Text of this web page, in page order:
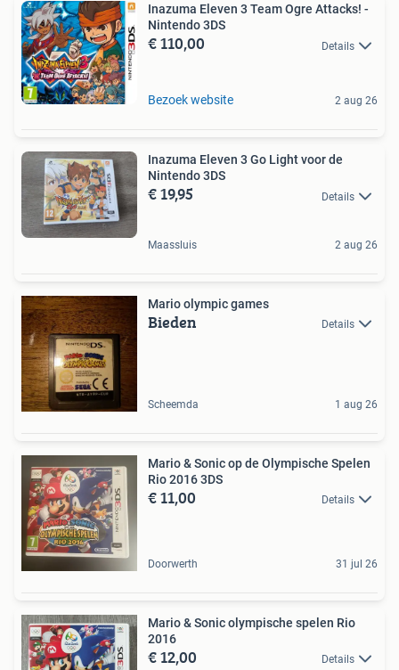
Inazuma Eleven 3 Team Ogre Attacks! -
Nintendo 3DS
€ 110,00 Details
Bezoek website 2 aug 26
Inazuma Eleven 3 Go Light voor de
Nintendo 3DS
€ 19,95 Details
Maassluis 2 aug 26
Mario olympic games
Bieden Details
Scheemda 1 aug 26
Mario & Sonic op de Olympische Spelen
Rio 2016 3DS
€ 11,00 Details
Doorwerth 31 jul 26
Mario & Sonic olympische spelen Rio
2016
€ 12,00 Details